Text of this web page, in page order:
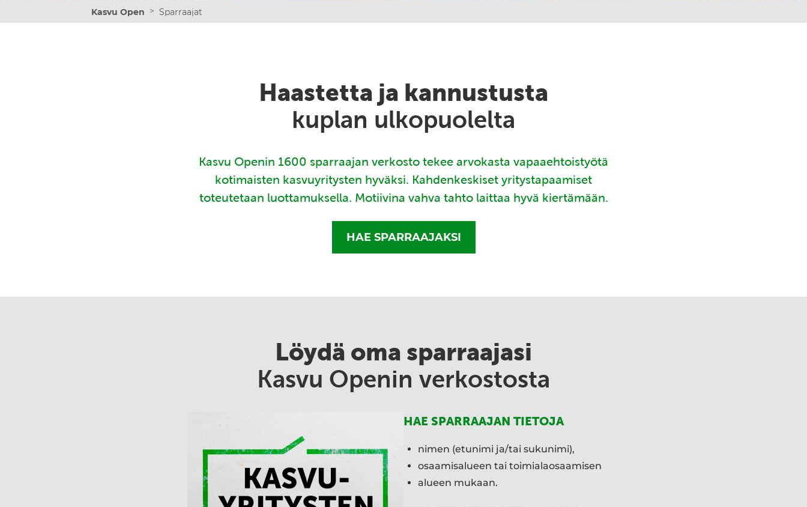
Kasvu Open > Sparraajat
Haastetta ja kannustusta
kuplan ulkopuolelta
Kasvu Openin 1600 sparraajan verkosto tekee arvokasta vapaaehtoistyötä
kotimaisten kasvuyritysten hyväksi. Kahdenkeskiset yritystapaamiset
toteutetaan luottamuksella. Motiivina vahva tahto laittaa hyvä kiertämään.
HAE SPARRAAJAKSI
Löydä oma sparraajasi
Kasvu Openin verkostosta
HAE SPARRAAJAN TIETOJA
nimen (etunimi ja/tai sukunimi),
osaamisalueen tai toimialaosaamisen
alueen mukaan.